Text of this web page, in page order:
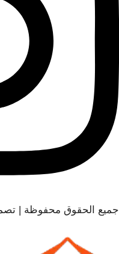
جميع الحقوق محفوظة |